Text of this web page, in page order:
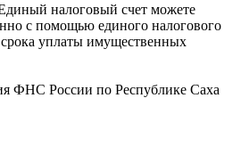
налоговый счет можете
с помощью единого налогового
уплаты имущественных
ФНС России по Республике Саха